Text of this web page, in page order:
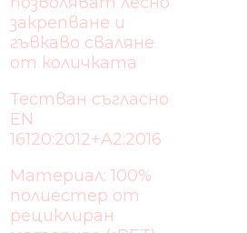
закрепване и
гъвкаво сваляне
от количката
Тестван съгласно
EN
16120:2012+A2:2016
Материал: 100%
полиестер от
рециклиран